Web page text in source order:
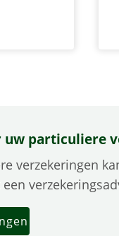
duurzame
particuliere
verzekeringen